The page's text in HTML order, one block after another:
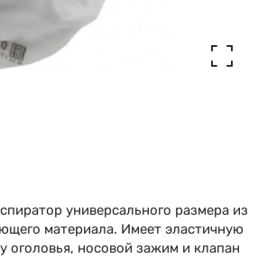
универсального размера из
материала. Имеет эластичную
оголовья, носовой зажим и клапан